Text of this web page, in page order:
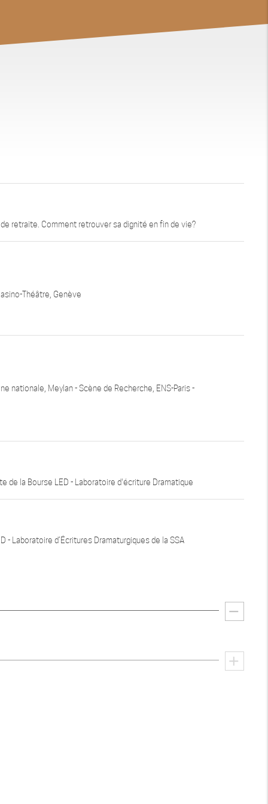
retraite. Comment retrouver sa dignité en fin de vie?
Théâtre, Genève
nationale, Meylan - Scène de Recherche, ENS-Paris -
de la Bourse LED - Laboratoire d'écriture Dramatique
- Laboratoire d’Écritures Dramaturgiques de la SSA
remove
add